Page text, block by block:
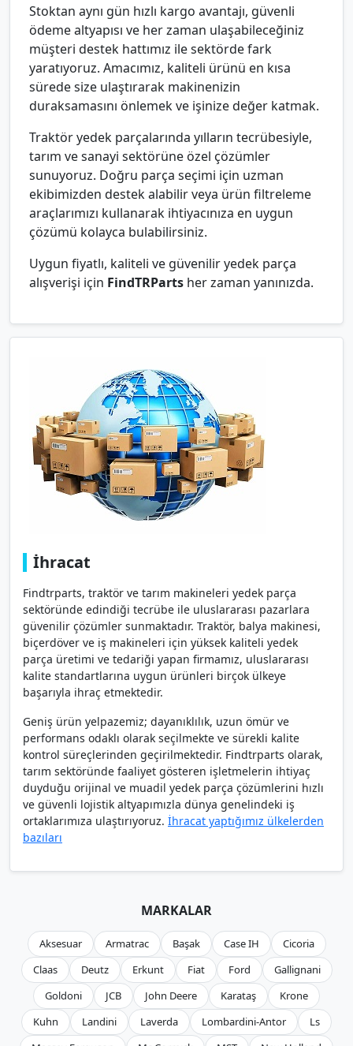
Stoktan aynı gün hızlı kargo avantajı, güvenli
ödeme altyapısı ve her zaman ulaşabileceğiniz
müşteri destek hattımız ile sektörde fark
yaratıyoruz. Amacımız, kaliteli ürünü en kısa
sürede size ulaştırarak makinenizin
duraksamasını önlemek ve işinize değer katmak.
Traktör yedek parçalarında yılların tecrübesiyle,
tarım ve sanayi sektörüne özel çözümler
sunuyoruz. Doğru parça seçimi için uzman
ekibimizden destek alabilir veya ürün filtreleme
araçlarımızı kullanarak ihtiyacınıza en uygun
çözümü kolayca bulabilirsiniz.
Uygun fiyatlı, kaliteli ve güvenilir yedek parça
alışverişi için FindTRParts her zaman yanınızda.
İhracat
Findtrparts, traktör ve tarım makineleri yedek parça
sektöründe edindiği tecrübe ile uluslararası pazarlara
güvenilir çözümler sunmaktadır. Traktör, balya makinesi,
biçerdöver ve iş makineleri için yüksek kaliteli yedek
parça üretimi ve tedariği yapan firmamız, uluslararası
kalite standartlarına uygun ürünleri birçok ülkeye
başarıyla ihraç etmektedir.
Geniş ürün yelpazemiz; dayanıklılık, uzun ömür ve
performans odaklı olarak seçilmekte ve sürekli kalite
kontrol süreçlerinden geçirilmektedir. Findtrparts olarak,
tarım sektöründe faaliyet gösteren işletmelerin ihtiyaç
duyduğu orijinal ve muadil yedek parça çözümlerini hızlı
ve güvenli lojistik altyapımızla dünya genelindeki iş
ortaklarımıza ulaştırıyoruz. İhracat yaptığımız ülkelerden
bazıları
MARKALAR
Aksesuar Armatrac Başak Case IH
Cicoria
Claas
Deutz Erkunt Fiat Ford
Gallignani
Goldoni
JCB John Deere Karataş
Krone
Kuhn
Landini Laverda Lombardini-Antor
Ls